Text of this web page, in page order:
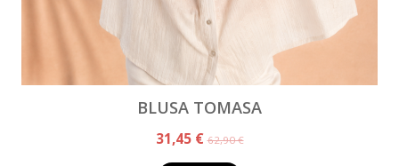
BLUSA TOMASA
31,45 €62,90 €